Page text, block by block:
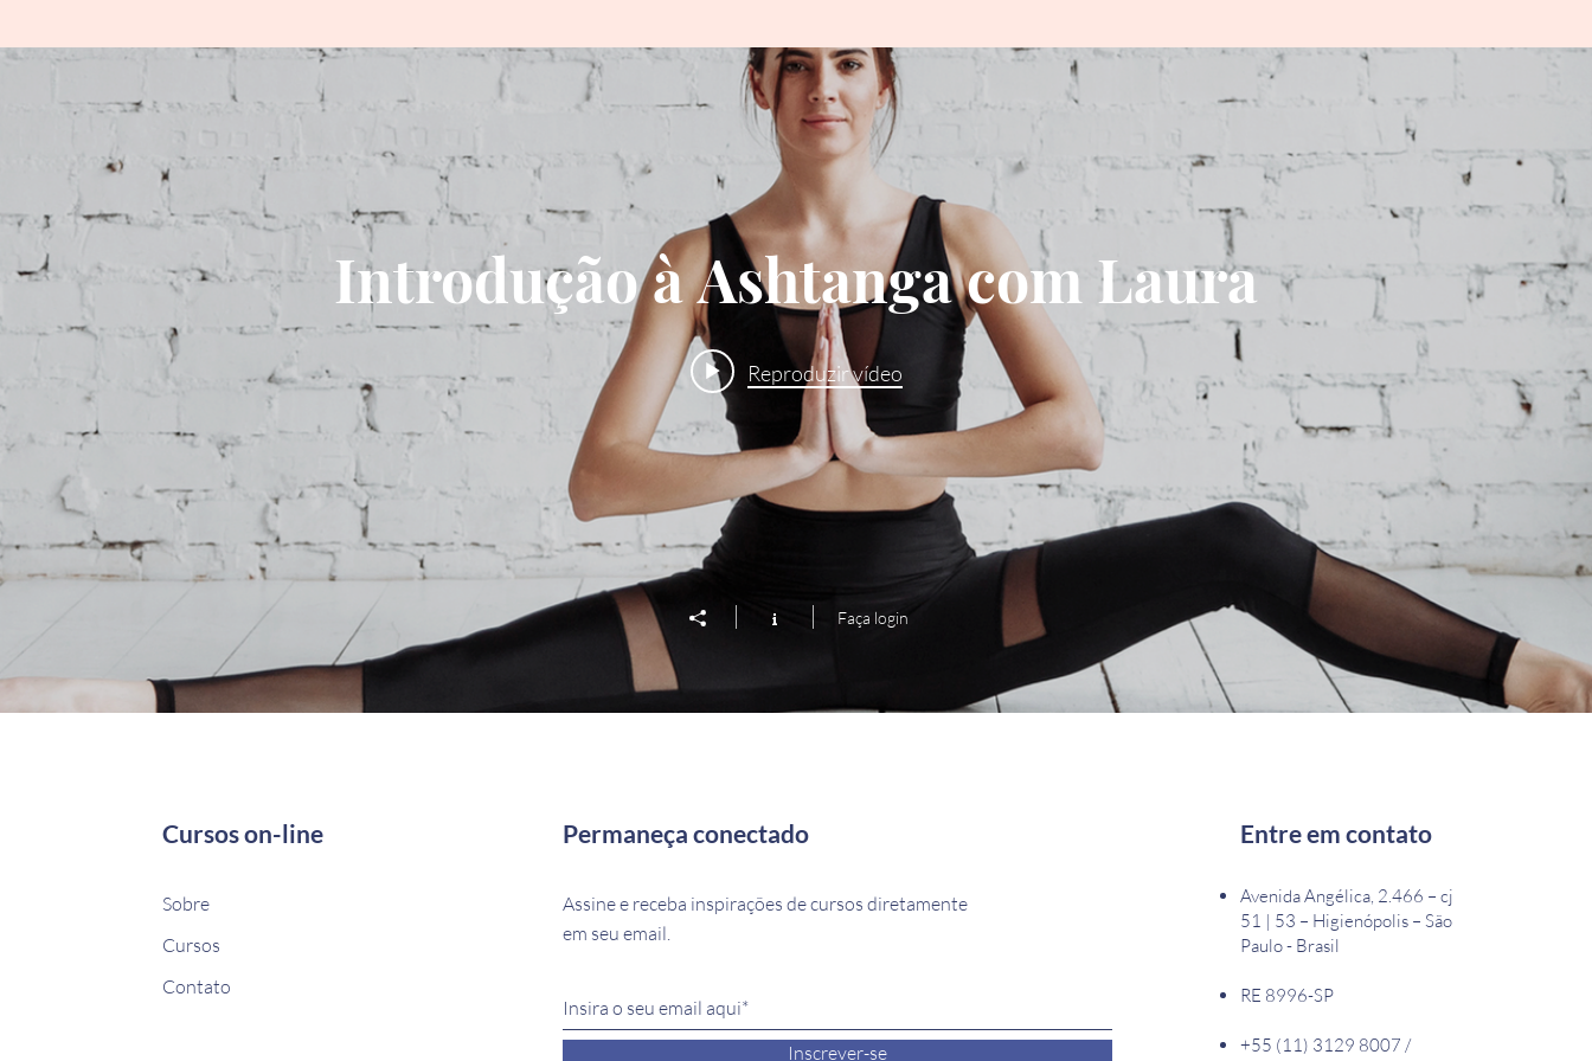
Introdução à Ashtanga com Laura
Reproduzir vídeo
Faça login
Cursos on-line
Sobre
Cursos
Contato
Permaneça conectado
Assine e receba inspirações de cursos diretamente
em seu email.
Inscrever-se
Entre em contato
Avenida Angélica, 2.466 – cj
51 | 53 – Higienópolis – São
Paulo - Brasil
RE 8996-SP
+55 (11) 3129 8007 /